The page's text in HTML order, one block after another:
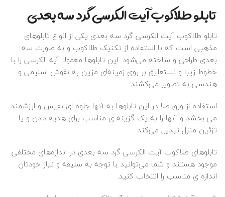
تابلو طلاکوب آیت الکرسی گرد سه بعدی
تابلو طلاکوب آیت الکرسی گرد سه بعدی یکی از انواع تابلوهای
مذهبی است که با استفاده از تکنیک طلاکوب و به صورت سه
بعدی طراحی و ساخته می‌شود. این تابلوها معمولا آیه الکرسی را با
خطوط زیبا و نستعلیق بر روی زمینه‌ای مزین به نقوش اسلیمی و
هندسی به تصویر می‌کشند.
استفاده از ورق طلا در این تابلوها به آنها جلوه‌ ای نفیس و ارزشمند
می‌ بخشد و آنها را به یک گزینه ی مناسب برای هدیه دادن و یا
تزئین منزل تبدیل می‌کند.
تابلوهای طلاکوب آیت الکرسی گرد سه بعدی در اندازه‌های مختلفی
موجود هستند و شما می‌توانید با توجه به سلیقه و نیاز خودتان
اندازه ی مناسب را انتخاب کنید.